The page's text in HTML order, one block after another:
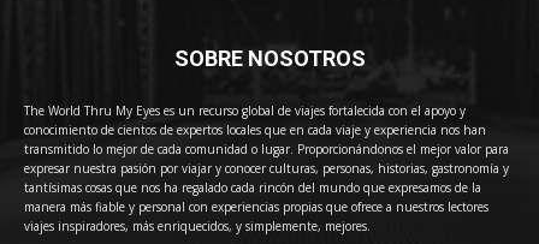
SOBRE NOSOTROS
The World Thru My Eyes es un recurso global de viajes fortalecida con el apoyo y
conocimiento de cientos de expertos locales que en cada viaje y experiencia nos han
transmitido lo mejor de cada comunidad o lugar. Proporcionándonos el mejor valor para
expresar nuestra pasión por viajar y conocer culturas, personas, historias, gastronomía y
tantísimas cosas que nos ha regalado cada rincón del mundo que expresamos de la
manera más fiable y personal con experiencias propias que ofrece a nuestros lectores
viajes inspiradores, más enriquecidos, y simplemente, mejores.